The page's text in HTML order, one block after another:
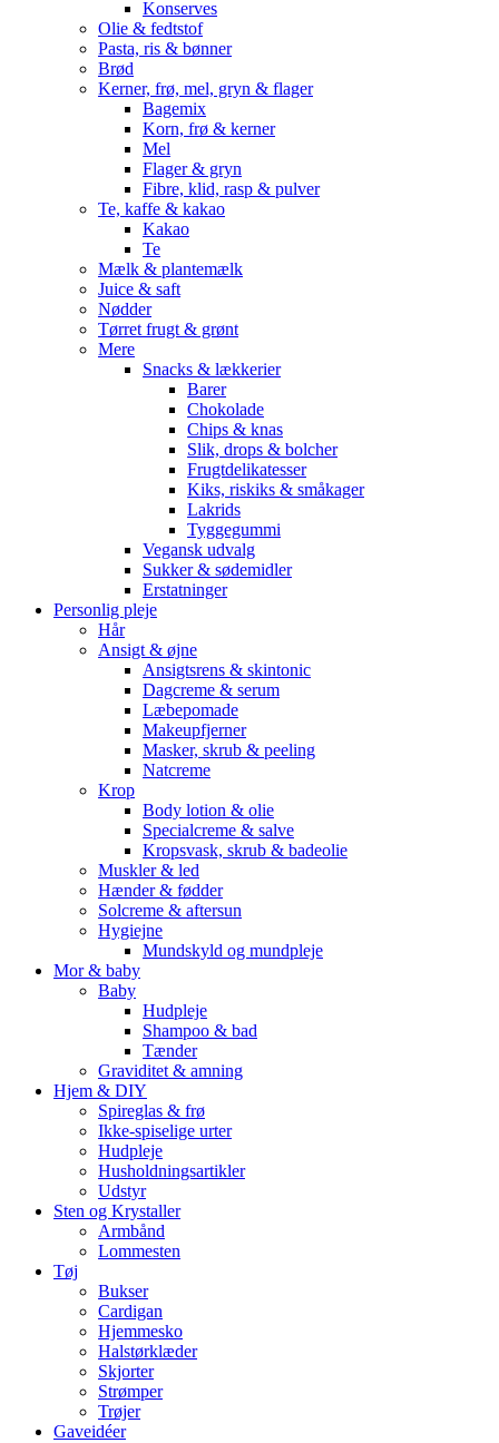
Konserves
Olie & fedtstof
Pasta, ris & bønner
Brød
Kerner, frø, mel, gryn & flager
Bagemix
Korn, frø & kerner
Mel
Flager & gryn
Fibre, klid, rasp & pulver
Te, kaffe & kakao
Kakao
Te
Mælk & plantemælk
Juice & saft
Nødder
Tørret frugt & grønt
Mere
Snacks & lækkerier
Barer
Chokolade
Chips & knas
Slik, drops & bolcher
Frugtdelikatesser
Kiks, riskiks & småkager
Lakrids
Tyggegummi
Vegansk udvalg
Sukker & sødemidler
Erstatninger
Personlig pleje
Hår
Ansigt & øjne
Ansigtsrens & skintonic
Dagcreme & serum
Læbepomade
Makeupfjerner
Masker, skrub & peeling
Natcreme
Krop
Body lotion & olie
Specialcreme & salve
Kropsvask, skrub & badeolie
Muskler & led
Hænder & fødder
Solcreme & aftersun
Hygiejne
Mundskyld og mundpleje
Mor & baby
Baby
Hudpleje
Shampoo & bad
Tænder
Graviditet & amning
Hjem & DIY
Spireglas & frø
Ikke-spiselige urter
Hudpleje
Husholdningsartikler
Udstyr
Sten og Krystaller
Armbånd
Lommesten
Tøj
Bukser
Cardigan
Hjemmesko
Halstørklæder
Skjorter
Strømper
Trøjer
Gaveidéer